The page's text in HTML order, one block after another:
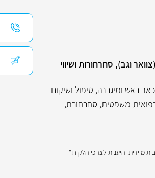
וגב), סחרחורות ושיווי
כאב ראש ומיגרנה, טיפול ושיקום
משפטית, סחרחורת,
מיידית והיענות לצרכי הלקוח."